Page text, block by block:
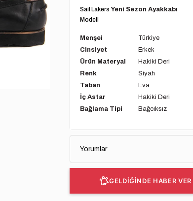
Sail LakersYeni Sezon Ayakkabı
Modeli
Menşei
Türkiye
Cinsiyet
Erkek
Ürün Materyal
Hakiki Deri
Renk
Siyah
Taban
Eva
İç Astar
Hakiki Deri
Bağlama Tipi
Bağcıksız
Yorumlar
GELDİĞİNDE HABER VER